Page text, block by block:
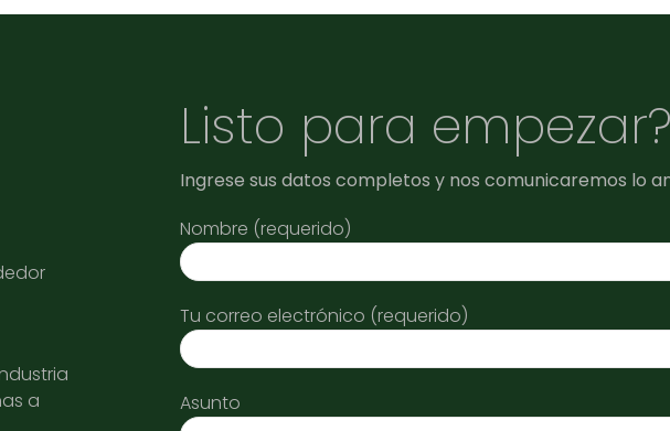
a
Listo para empezar?
Ingrese sus datos completos y nos comunicaremos lo
Nombre (requerido)
Tu correo electrónico (requerido)
Asunto